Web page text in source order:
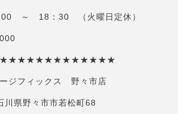
00 ～ 18：30 （火曜日定休）
ジフィックス 野々市店
県野々市市若松町68